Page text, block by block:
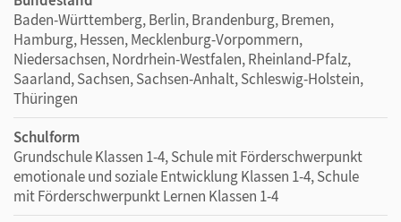
Baden-Württemberg, Berlin, Brandenburg, Bremen,
Hamburg, Hessen, Mecklenburg-Vorpommern,
Niedersachsen, Nordrhein-Westfalen, Rheinland-Pfalz,
Saarland, Sachsen, Sachsen-Anhalt, Schleswig-Holstein,
Thüringen
Schulform
Grundschule Klassen 1-4, Schule mit Förderschwerpunkt
emotionale und soziale Entwicklung Klassen 1-4, Schule
mit Förderschwerpunkt Lernen Klassen 1-4